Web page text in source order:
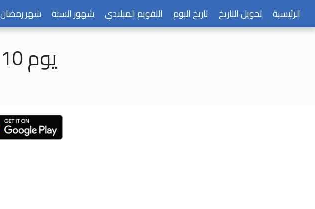
الرئيسية تحويل التاريخ تاريخ اليوم التقويم الميلادي شهور السنة شهر رمضان
يوم 10 يناير 2019 م